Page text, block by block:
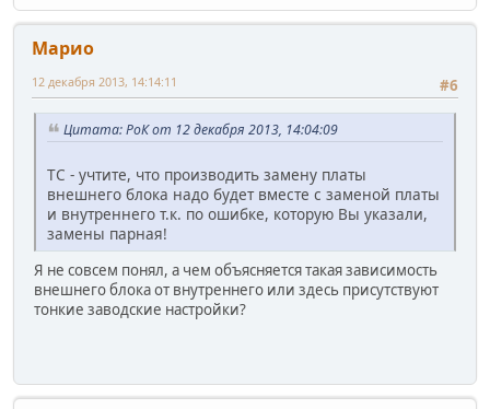
Марио
#6
12 декабря 2013, 14:14:11
Цитата: РоК от 12 декабря 2013, 14:04:09
ТС - учтите, что производить замену платы
внешнего блока надо будет вместе с заменой платы
и внутреннего т.к. по ошибке, которую Вы указали,
замены парная!
Я не совсем понял, а чем объясняется такая зависимость
внешнего блока от внутреннего или здесь присутствуют
тонкие заводские настройки?